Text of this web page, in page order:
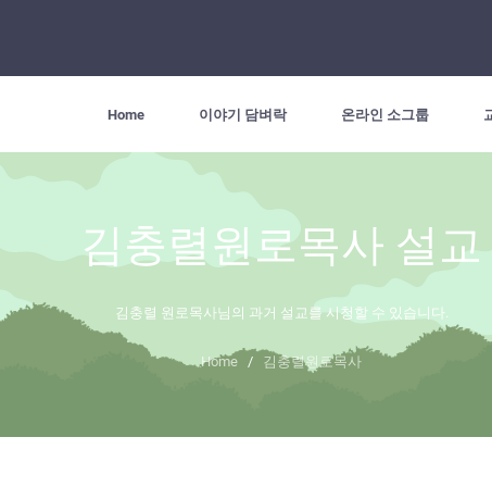
Home 이야기 담벼락 온라인 소그룹
김충렬원로목사 설교
김충렬 원로목사님의 과거 설교를 시청할 수 있습니다.
Home / 김충렬원로목사